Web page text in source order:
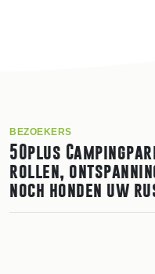
BEZOEKERS
50plus
rollen,
noch honden uw